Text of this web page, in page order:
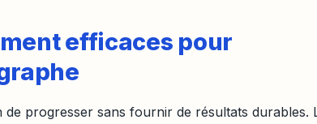
efficaces pour
de progresser sans fournir de résultats durables.